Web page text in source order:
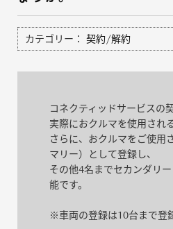
カテゴリー： 契約/解約
コネクティッドサービスの
実際におクルマを使用され
さらに、おクルマをご使用
マリー）として登録し、
その他4名までセカンダリ
能です。
※車両の登録は10台まで登